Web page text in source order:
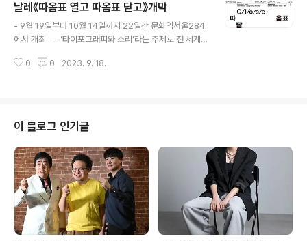
유리창을 잇는 퍼포먼스, 드로잉, 사운드 등 29점 작품 소
개 - 9월 19일(화)부터 2024년 1월 28일(일)까지 수원시
립미술관에서 개최 [플레이뉴스 문성식기자] 경기도 수원
공간에 함께하며 서로 관계하고 작동하는 방식을 조명한
날레《따옴표 열고 따옴표 닫고》개막
​- 9월 19일부터 10월 14일까지 22일간 문화역서울284
에서 개최 - - ‘타이포그래피와 소리’라는 주제로 전 세계 1
체육관광부(장관 박보균)가 주최하고, 한국공예·디자인문
개막하여 10월 14일(토)까지 문화역서울284에서 펼쳐진
다. 전세계 16개국 53명 참여하여 설치작품, 현장공연 등
다양한 프로그램 운영 올해 8회째를 맞는 타이포잔치는
“타이포그래피와 소리”를 주제어로 전세계 16개국의 39
작가(팀) 총 53명이 참여해, 문자와 소리, 시각과 청각, 사
물과 신체를..
0 0 2023. 9. 18.
이 블로그 인기글